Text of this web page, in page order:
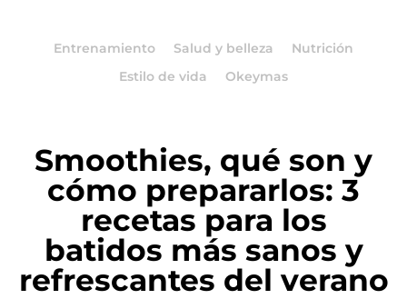
Entrenamiento Salud y belleza
Nutrición
Estilo de vida
Okeymas
Smoothies, qué son y
cómo prepararlos: 3
recetas para los
batidos más sanos y
refrescantes del verano